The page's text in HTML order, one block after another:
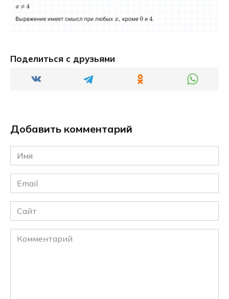
Поделиться с друзьями
Добавить комментарий
Имя
*
Email
*
Сайт
Комментарий